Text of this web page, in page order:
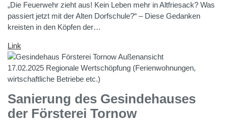
„Die Feuerwehr zieht aus! Kein Leben mehr in Altfriesack? Was
passiert jetzt mit der Alten Dorfschule?“ – Diese Gedanken
kreisten in den Köpfen der…
Link
17.02.2025 Regionale Wertschöpfung (Ferienwohnungen,
wirtschaftliche Betriebe etc.)
Sanierung des Gesindehauses
der Försterei Tornow